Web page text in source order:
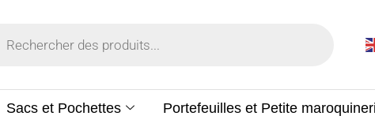
Sacs et Pochettes
Portefeuilles et Petite